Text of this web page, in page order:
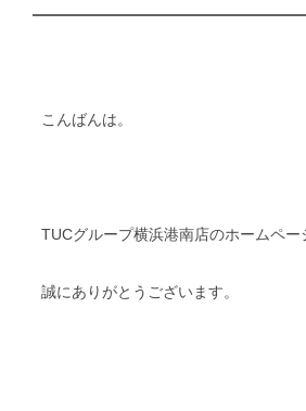
こんばんは。
TUCグループ横浜港南店のホームペー
誠にありがとうございます。